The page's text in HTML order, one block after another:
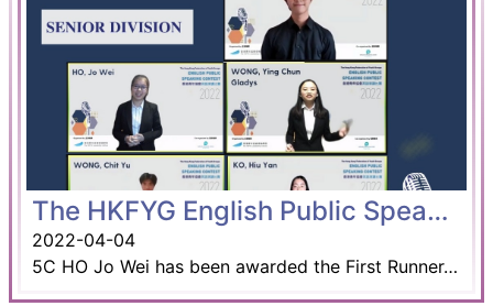
The HKFYG English Public Speaking Contest 2022
2022-04-04
5C HO Jo Wei has been awarded the First Runner-Up in the Senior Division